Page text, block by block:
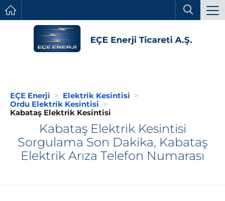
EÇE Enerji
Elektrik Kesintisi
Ordu Elektrik Kesintisi
Kabataş Elektrik Kesintisi
Kabataş Elektrik Kesintisi
Sorgulama Son Dakika, Kabataş
Elektrik Arıza Telefon Numarası